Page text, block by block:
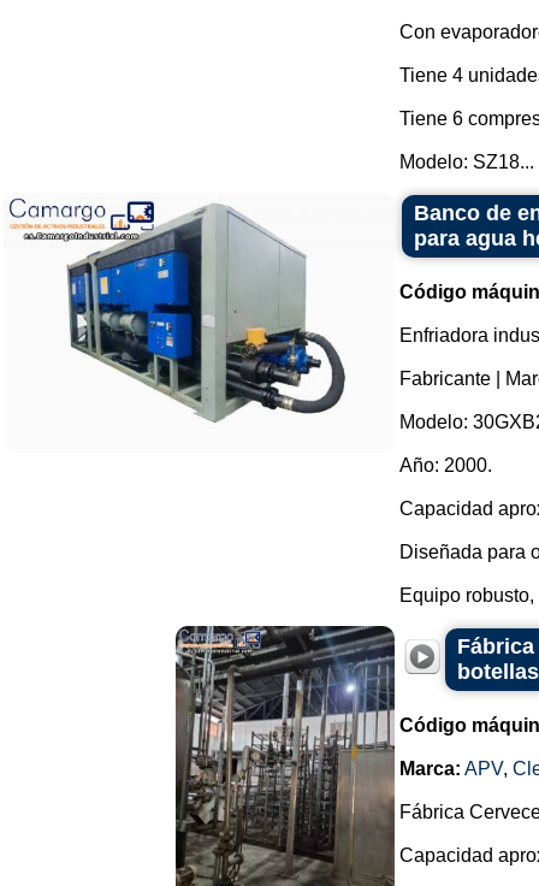
Con
Tiene 4
Tiene 6
Modelo: SZ18...
Banco de
para agua
Código
Enfriadora
Fabricante |
Modelo:
Año: 2000.
Capacidad
Diseñada para
Equipo
Fábrica
Código
Marca: APV,
Fábrica
Capacidad